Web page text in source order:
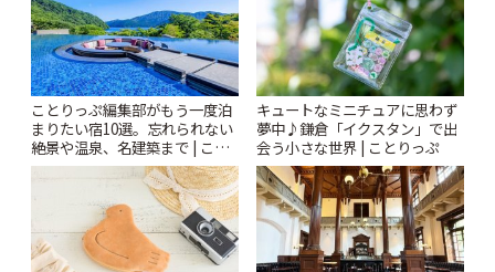
ことりっぷ編集部がもう一度泊
まりたい宿10選。忘れられない
絶景や温泉、名建築まで | こと
りっぷ
キュートなミニチュアに思わず
夢中♪鎌倉「イクスタン」で出
会う小さな世界 | ことりっぷ